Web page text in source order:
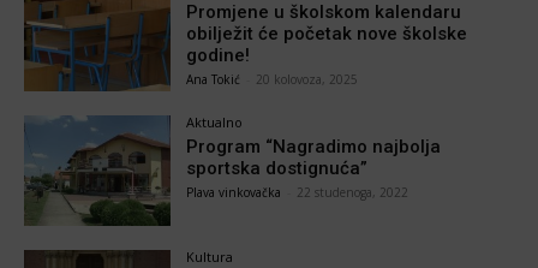
Promjene u školskom kalendaru
obilježit će početak nove školske
godine!
Ana Tokić 20 kolovoza, 2025
Aktualno
Program “Nagradimo najbolja
sportska dostignuća”
Plava vinkovačka 22 studenoga, 2022
Kultura